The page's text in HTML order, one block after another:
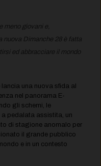
meno giovani e,
nuova Dimanche 28 è fatta
ed abbracciare il mondo
una nuova sfida al
nel panorama E-
gli schemi, le
a pedalata assistita, un
di stagione anomalo per
il grande pubblico
e in un contesto